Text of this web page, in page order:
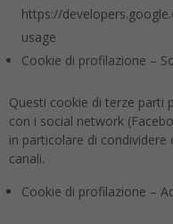
https://
usage
Cookie di profilazione –
Questi cookie di terze parti
con i social network
in particolare di
canali.
Cookie di profilazione –